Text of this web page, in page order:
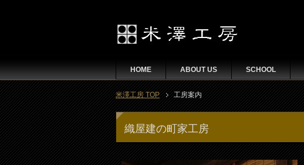
HOME ABOUT US SCHOOL
米澤工房TOP 工房案内
織屋建の町家工房